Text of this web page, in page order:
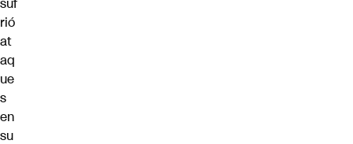
rió
at
aq
ue
s
en
su